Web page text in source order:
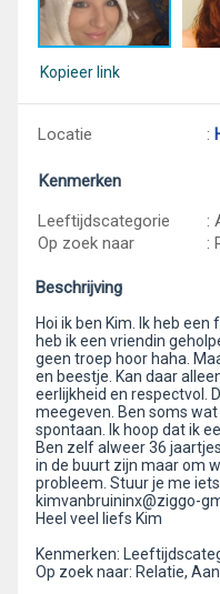
Kopieer link
Locatie :
Kenmerken
Leeftijdscategorie
:
Op zoek naar
:
Beschrijving
Hoi ik ben Kim. Ik heb
heb ik een vriendin
geen troep hoor haha.
en beestje. Kan daar
eerlijkheid en respectvol.
meegeven. Ben soms
spontaan. Ik hoop dat ik
Ben zelf alweer 36
in de buurt zijn maar om
probleem. Stuur je me
kimvanbruininx@ziggo-
Heel veel liefs Kim
Kenmerken:
Op zoek naar: Relatie,